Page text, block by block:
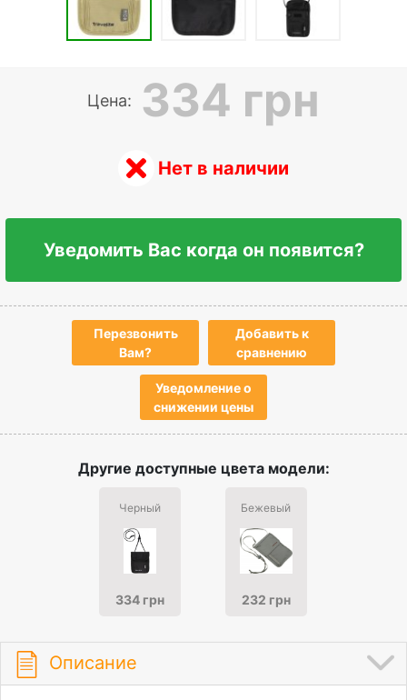
Цена: 334 грн
Нет в наличии
Уведомить Вас когда он появится?
Перезвонить
Вам?
Добавить к
сравнению
Уведомление о
снижении цены
Другие доступные цвета модели:
Черный
334 грн
Бежевый
232 грн
Описание